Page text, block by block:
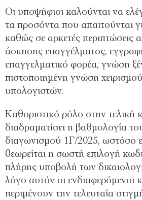
Οι υποψήφιοι καλούνται να
τα προσόντα που απαιτούνται
καθώς σε αρκετές περιπτώσεις
άσκησης επαγγέλματος,
επαγγελματικό φορέα, γνώση
πιστοποιημένη γνώση
υπολογιστών.
Καθοριστικό ρόλο στην τελική
διαδραματίσει η βαθμολογία
διαγωνισμού 1Γ/2025, ωστόσο
θεωρείται η σωστή επιλογή
πλήρης υποβολή των
λόγο αυτόν οι ενδιαφερόμενοι
περιμένουν την τελευταία